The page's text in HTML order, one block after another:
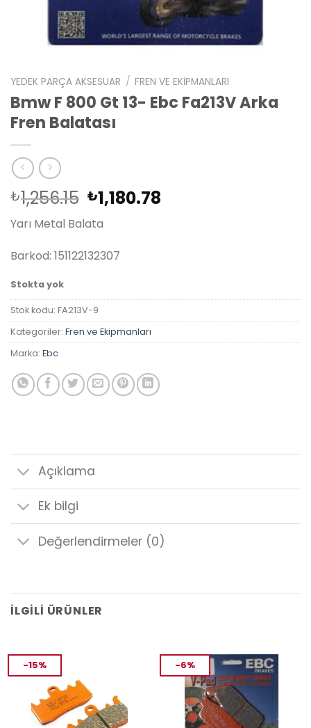
YEDEK PARÇA AKSESUAR / FREN VE EKIPMANLARI
Bmw F 800 Gt 13- Ebc Fa213V Arka
Fren Balatası
₺1,256.15 Orijinal
fiyat:
₺1,256.15.
₺1,180.78
Yarı Metal Balata
Barkod: 151122132307
Stokta yok
Stok kodu: FA213V-9
Kategoriler: Fren ve Ekipmanları
Marka: Ebc
Açıklama
Ek bilgi
Değerlendirmeler (0)
İLGILI ÜRÜNLER
-15% -6%